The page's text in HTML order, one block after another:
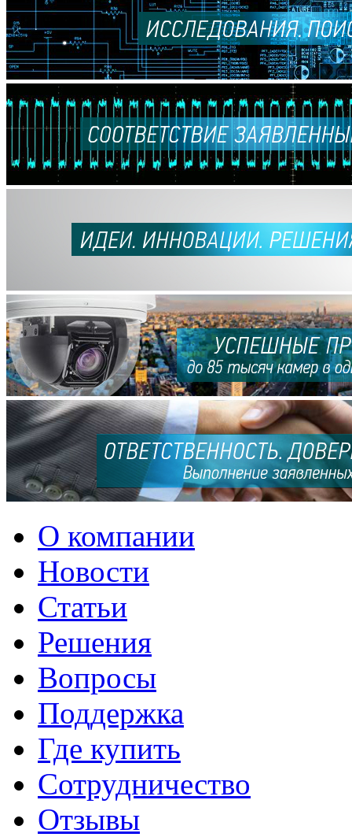
О компании
Новости
Статьи
Решения
Вопросы
Поддержка
Где купить
Сотрудничество
Отзывы